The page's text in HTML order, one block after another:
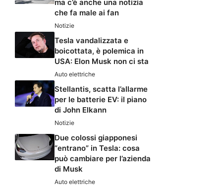
ma c’è anche una notizia
che fa male ai fan
Notizie
Tesla vandalizzata e
boicottata, è polemica in
USA: Elon Musk non ci sta
Auto elettriche
Stellantis, scatta l’allarme
per le batterie EV: il piano
di John Elkann
Notizie
Due colossi giapponesi
“entrano” in Tesla: cosa
può cambiare per l’azienda
di Musk
Auto elettriche